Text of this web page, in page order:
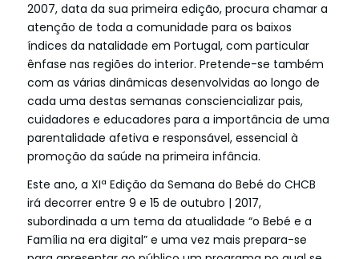
2007, data da sua primeira edição, procura chamar a
atenção de toda a comunidade para os baixos
índices da natalidade em Portugal, com particular
ênfase nas regiões do interior. Pretende-se também
com as várias dinâmicas desenvolvidas ao longo de
cada uma destas semanas consciencializar pais,
cuidadores e educadores para a importância de uma
parentalidade afetiva e responsável, essencial à
promoção da saúde na primeira infância.
Este ano, a XIª Edição da Semana do Bebé do CHCB
irá decorrer entre 9 e 15 de outubro | 2017,
subordinada a um tema da atualidade “o Bebé e a
Família na era digital” e uma vez mais prepara-se